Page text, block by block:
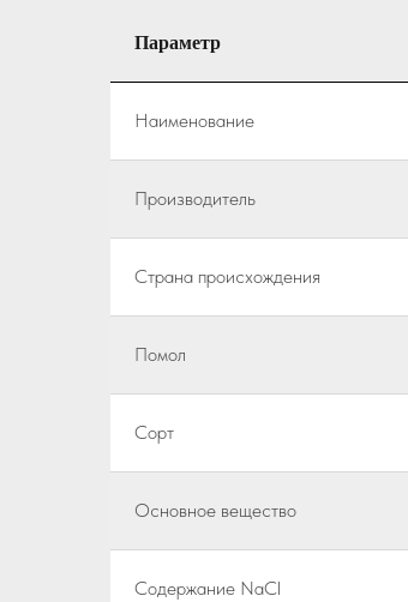
Параметр
Наименование
Производитель
Страна происхождения
Помол
Сорт
Основное вещество
Содержание NaCl